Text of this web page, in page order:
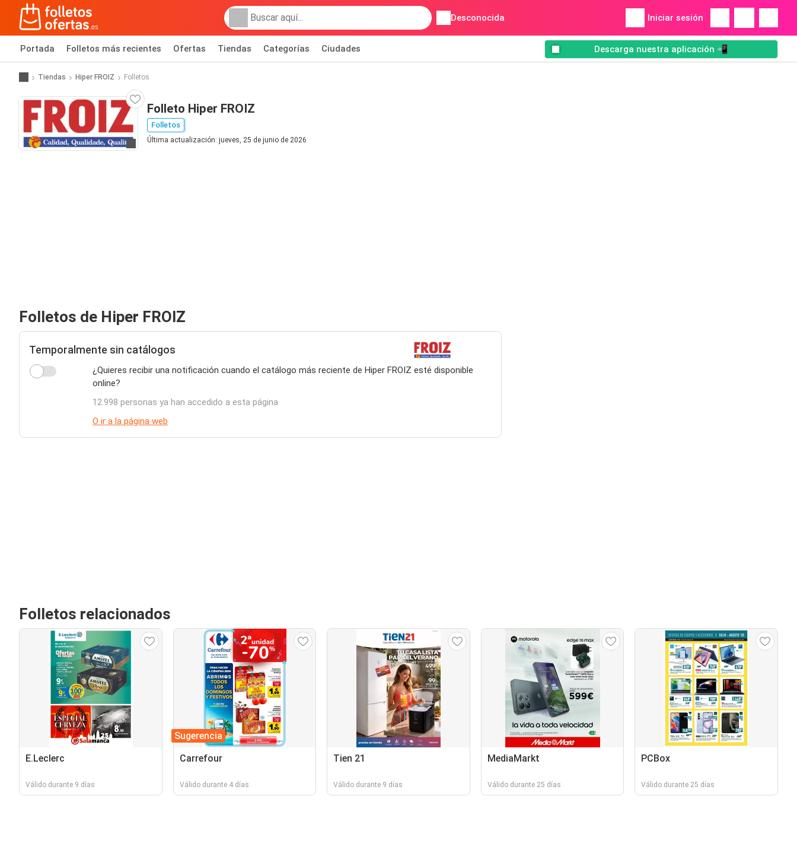
Desconocida Iniciar sesión
Portada Folletos más recientes Ofertas Tiendas Categorías Ciudades Descarga nuestra aplicación 📲
Tiendas Hiper FROIZ Folletos
Ir a la web
Folleto Hiper FROIZ
Folletos
Última actualización: jueves, 25 de junio de 2026
Folletos de Hiper FROIZ
Temporalmente sin catálogos
¿Quieres recibir una notificación cuando el catálogo más reciente de Hiper FROIZ esté disponible
online?
12.998 personas ya han accedido a esta página
O ir a la página web
Folletos relacionados
E.Leclerc
Válido durante 9 días
Sugerencia
Carrefour
Válido durante 4 días
Tien 21
Válido durante 9 días
MediaMarkt
Válido durante 25 días
PCBox
Válido durante 25 días